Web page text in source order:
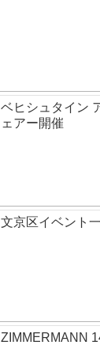
ベヒシュタイン
ェアー開催
文京区イベント
ZIMMERMANN